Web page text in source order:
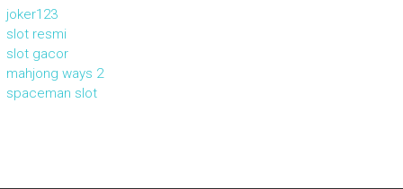
joker123
slot resmi
slot gacor
mahjong ways 2
spaceman slot